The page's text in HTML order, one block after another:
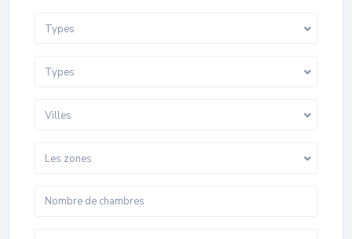
Types
Types
Villes
Les zones